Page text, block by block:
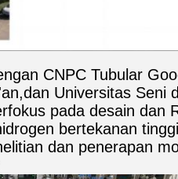
CNPC Tubular
Universitas Seni
pada desain dan
bertekanan
dan penerapan